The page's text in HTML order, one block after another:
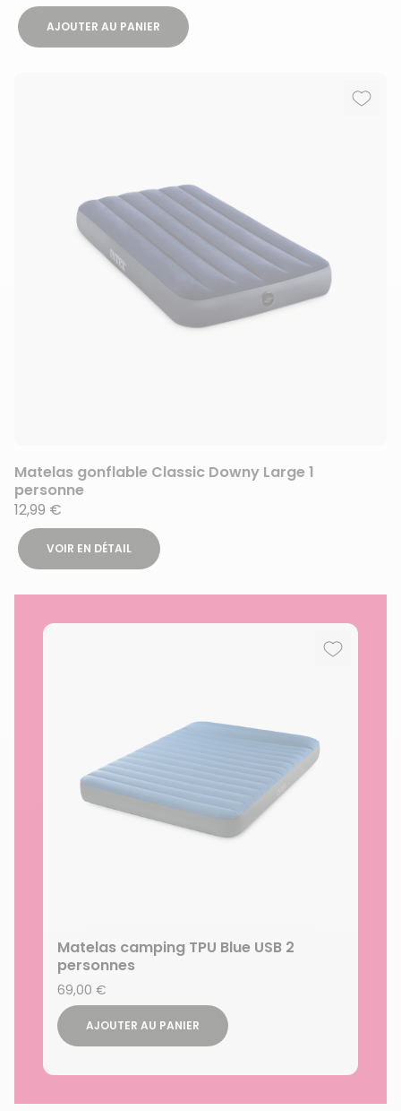
AJOUTER AU PANIER
Matelas gonflable Classic Downy Large 1
personne
12,99 €
VOIR EN DÉTAIL
Ajouter
Matelas camping TPU Blue USB 2
personnes
69,00 €
AJOUTER AU PANIER